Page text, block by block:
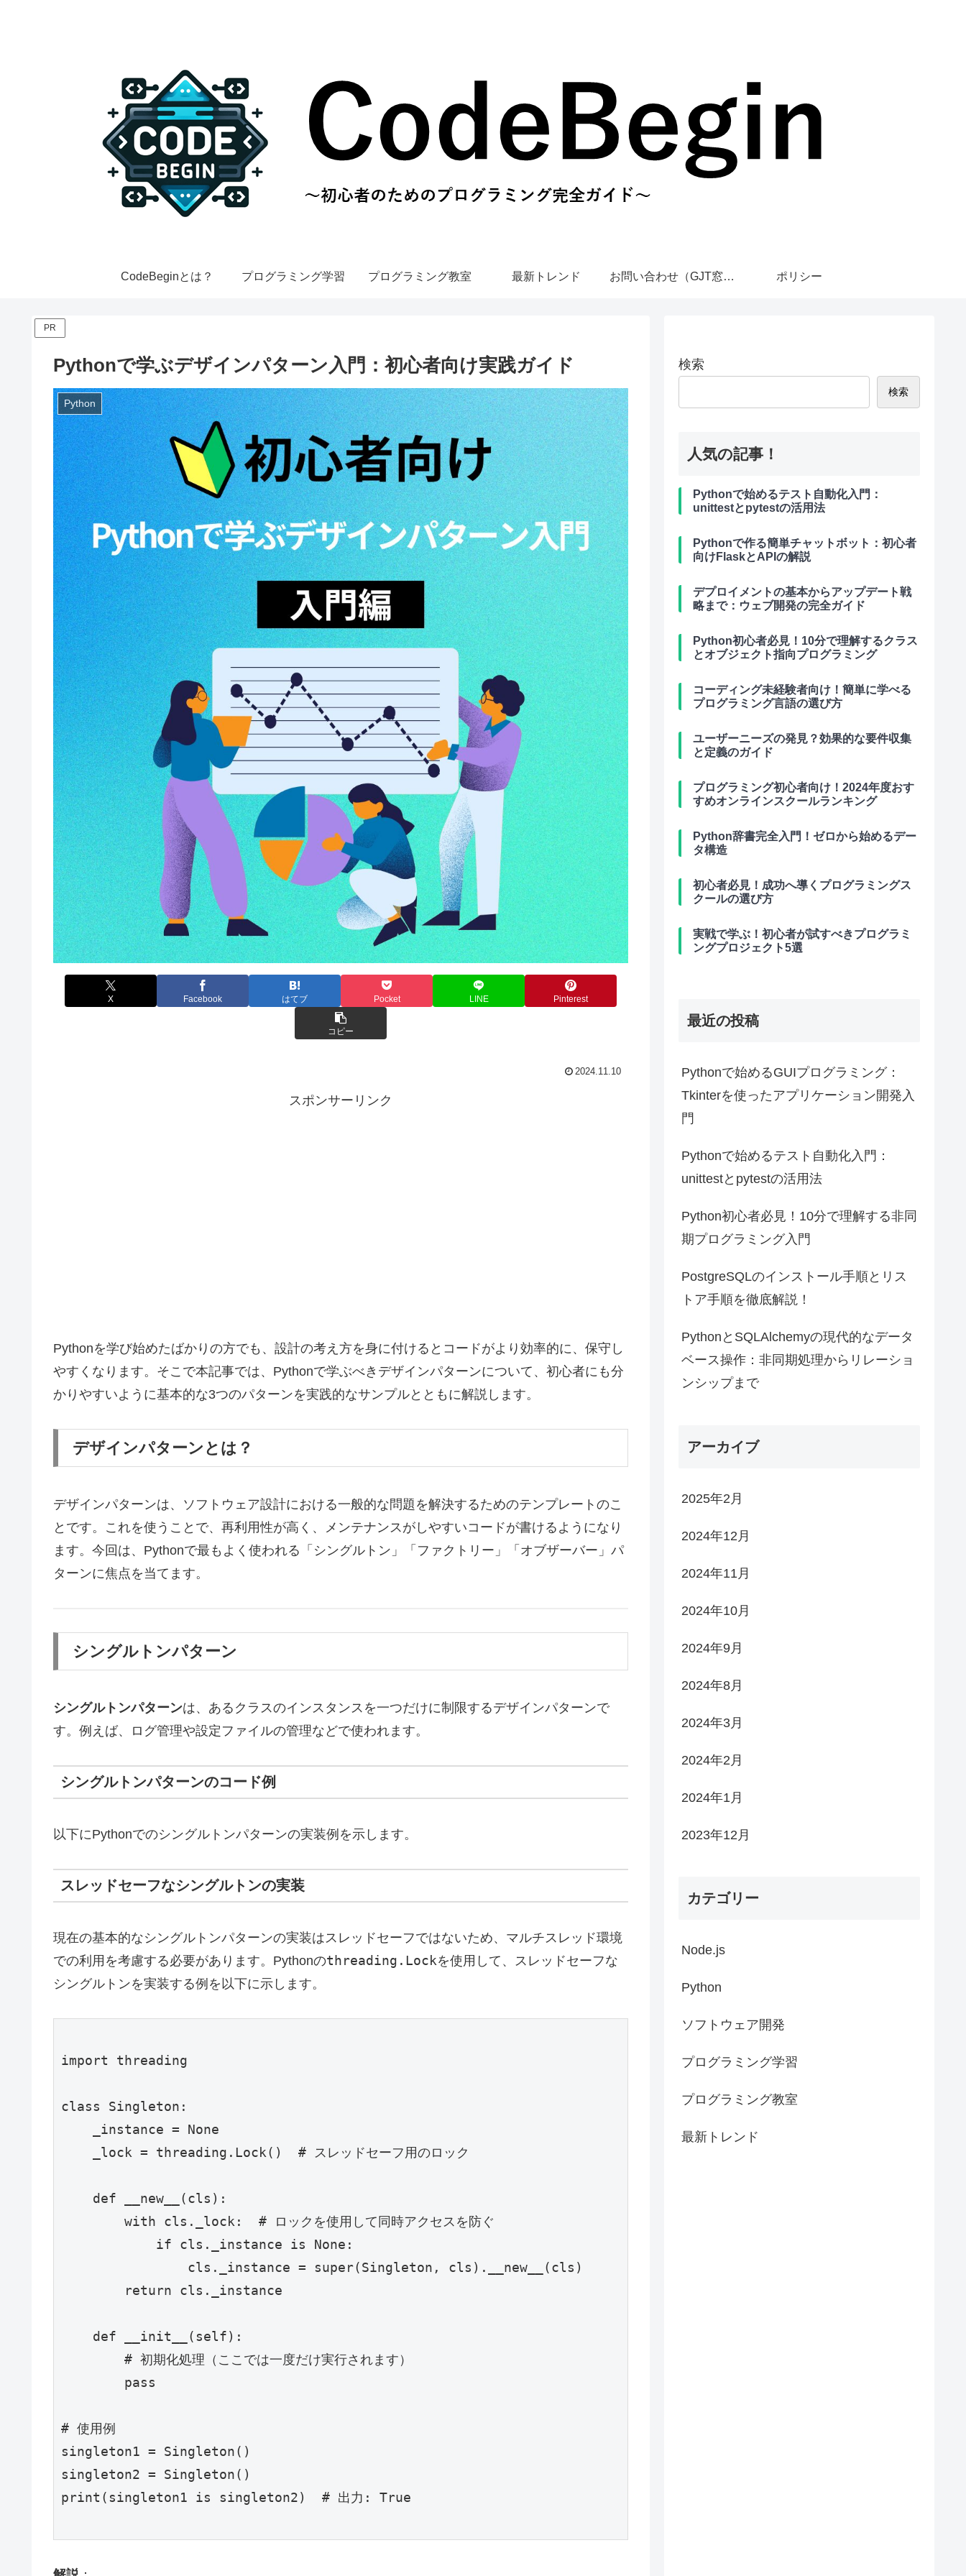
CodeBeginとは？ プログラミング学習 プログラミング教室 最新トレンド お問い合わせ（GJT窓口） ポリシー
PR
Pythonで学ぶデザインパターン入門：初心者向け実践ガイド
Python
X Facebook はてブ Pocket LINE Pinterest
コピー
2024.11.10
スポンサーリンク
Pythonを学び始めたばかりの方でも、設計の考え方を身に付けるとコードがより効率的に、保守し
やすくなります。そこで本記事では、Pythonで学ぶべきデザインパターンについて、初心者にも分
かりやすいように基本的な3つのパターンを実践的なサンプルとともに解説します。
デザインパターンとは？
デザインパターンは、ソフトウェア設計における一般的な問題を解決するためのテンプレートのこ
とです。これを使うことで、再利用性が高く、メンテナンスがしやすいコードが書けるようになり
ます。今回は、Pythonで最もよく使われる「シングルトン」「ファクトリー」「オブザーバー」パ
ターンに焦点を当てます。
シングルトンパターン
シングルトンパターンは、あるクラスのインスタンスを一つだけに制限するデザインパターンで
す。例えば、ログ管理や設定ファイルの管理などで使われます。
シングルトンパターンのコード例
以下にPythonでのシングルトンパターンの実装例を示します。
スレッドセーフなシングルトンの実装
現在の基本的なシングルトンパターンの実装はスレッドセーフではないため、マルチスレッド環境
での利用を考慮する必要があります。Pythonのthreading.Lockを使用して、スレッドセーフな
シングルトンを実装する例を以下に示します。
import threading
class Singleton:
# 使用例
singleton1 = Singleton()
singleton2 = Singleton()
print(singleton1 is singleton2)  # 出力: True
検索
検索
人気の記事！
Pythonで始めるテスト自動化入門：
unittestとpytestの活用法
Pythonで作る簡単チャットボット：初心者
向けFlaskとAPIの解説
デプロイメントの基本からアップデート戦
略まで：ウェブ開発の完全ガイド
Python初心者必見！10分で理解するクラス
とオブジェクト指向プログラミング
コーディング未経験者向け！簡単に学べる
プログラミング言語の選び方
ユーザーニーズの発見？効果的な要件収集
と定義のガイド
プログラミング初心者向け！2024年度おす
すめオンラインスクールランキング
Python辞書完全入門！ゼロから始めるデー
タ構造
初心者必見！成功へ導くプログラミングス
クールの選び方
実戦で学ぶ！初心者が試すべきプログラミ
ングプロジェクト5選
最近の投稿
Pythonで始めるGUIプログラミング：
Tkinterを使ったアプリケーション開発入
門
Pythonで始めるテスト自動化入門：
unittestとpytestの活用法
Python初心者必見！10分で理解する非同
期プログラミング入門
PostgreSQLのインストール手順とリス
トア手順を徹底解説！
PythonとSQLAlchemyの現代的なデータ
ベース操作：非同期処理からリレーショ
ンシップまで
アーカイブ
2025年2月
2024年12月
2024年11月
2024年10月
2024年9月
2024年8月
2024年3月
2024年2月
2024年1月
2023年12月
カテゴリー
Node.js
Python
ソフトウェア開発
プログラミング学習
プログラミング教室
最新トレンド